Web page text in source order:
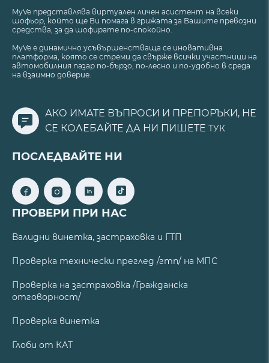
MyVe представлява виртуален личен асистент на всеки
шофьор, който ще Ви помага в грижата за Вашите превозни
средства, за да шофирате по-спокойно.
MyVe е динамично усъвършенстваща се иновативна
платформа, която се стреми да свърже всички участници на
автомобилния пазар по-бързо, по-лесно и по-удобно в среда
на взаимно доверие.
АКО ИМАТЕ ВЪПРОСИ И ПРЕПОРЪКИ, НЕ
СЕ КОЛЕБАЙТЕ ДА НИ ПИШЕТЕ ТУК
ПОСЛЕДВАЙТЕ НИ
ПРОВЕРИ ПРИ НАС
Валидни винетка, застраховка и ГТП
Проверка технически преглед /гтп/ на МПС
Проверка на застраховка /Гражданска
отговорност/
Проверка винетка
Глоби от КАТ